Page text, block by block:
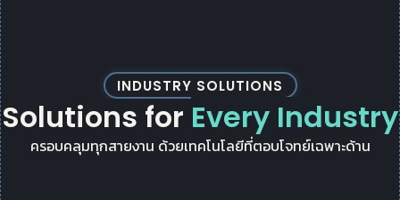
INDUSTRY SOLUTIONS
Solutions for Every Industry
ครอบคลุมทุกสายงาน ด้วยเทคโนโลยีที่ตอบโจทย์เฉพาะด้าน